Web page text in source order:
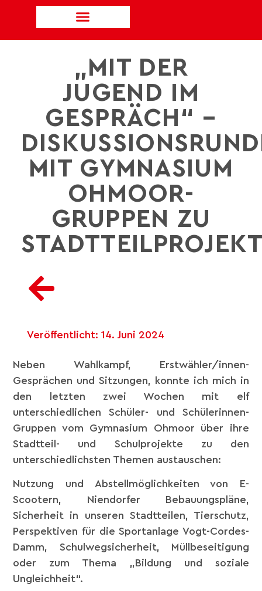
„MIT DER
JUGEND IM
GESPRÄCH“ –
MIT GYMNASIUM
OHMOOR-
GRUPPEN ZU
Veröffentlicht: 14. Juni 2024
Neben Wahlkampf, Erstwähler/innen-
Gesprächen und Sitzungen, konnte ich mich in
den letzten zwei Wochen mit elf
unterschiedlichen Schüler- und Schülerinnen-
Gruppen vom Gymnasium Ohmoor über ihre
Stadtteil- und Schulprojekte zu den
unterschiedlichsten Themen austauschen:
Nutzung und Abstellmöglichkeiten von E-
Scootern, Niendorfer Bebauungspläne,
Sicherheit in unseren Stadtteilen, Tierschutz,
Perspektiven für die Sportanlage Vogt-Cordes-
Damm, Schulwegsicherheit, Müllbeseitigung
oder zum Thema „Bildung und soziale
Ungleichheit“.